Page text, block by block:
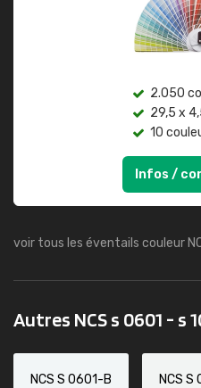
2.050
29,5 x
10
Infos /
voir tous les éventails couleur
Autres NCS s 0601 - s
NCS S 0601-B NCS S